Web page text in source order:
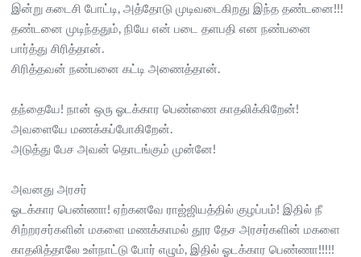
இன்று கடைசி போட்டி, அத்தோடு முடிவடைகிறது இந்த தண்டனை!!!
தண்டனை முடிந்ததும், நியே என் படை தளபதி என நண்பனை
பார்த்து சிரித்தான்.
சிரித்தவன் நண்பனை கட்டி அணைத்தான்.
தந்தையே! நான் ஒரு ஓடக்கார பெண்ணை காதலிக்கிறேன்!
அவளையே மணக்கப்போகிறேன்.
அடுத்து பேச அவன் தொடங்கும் முன்னே!
அவனது அரசர்
ஓடக்கார பெண்ணா! ஏற்கனவே ராஜ்ஜியத்தில் குழப்பம்! இதில் நீ
சிற்றரசர்களின் மகளை மணக்காமல் தூர தேச அரசர்களின் மகளை
காதலித்தாலே உள்நாட்டு போர் எழும், இதில் ஓடக்கார பெண்ணா!!!!!